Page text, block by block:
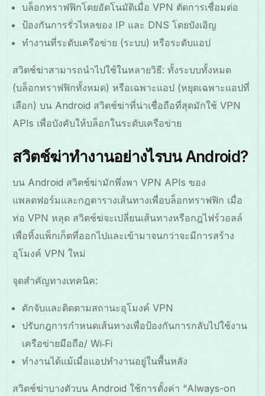
บล็อกทราฟฟิกโดยอัตโนมัติเมื่อ VPN ตัดการเชื่อมต่อ
ป้องกันการรั่วไหลของ IP และ DNS โดยบังเอิญ
ทำงานที่ระดับเครือข่าย (ระบบ) หรือระดับแอป
สวิตช์ฆ่าสามารถนำไปใช้ในหลายวิธี: ทั้งระบบทั้งหมด
(บล็อกทราฟฟิกทั้งหมด) หรือเฉพาะแอป (หยุดเฉพาะแอปที่
เลือก) บน Android สวิตช์ฆ่าที่น่าเชื่อถือที่สุดมักใช้ VPN
APIs เพื่อบังคับให้บล็อกในระดับเครือข่าย
สวิตช์ฆ่าทำงานอย่างไรบน Android?
บน Android สวิตช์ฆ่ามักพึ่งพา VPN APIs ของ
แพลตฟอร์มและกฎตารางเส้นทางเพื่อบล็อกทราฟฟิก เมื่อ
ท่อ VPN หลุด สวิตช์ฆ่จะเปลี่ยนเส้นทางหรือกฎไฟร์วอลล์
เพื่อทิ้งแพ็กเก็ตที่ออกไปและเข้ามาจนกว่าจะมีการสร้าง
อุโมงค์ VPN ใหม่
จุดสำคัญทางเทคนิค:
ดักจับและติดตามสถานะอุโมงค์ VPN
ปรับกฎการกำหนดเส้นทางเพื่อป้องกันการกลับไปใช้งาน
เครือข่ายมือถือ/ Wi‑Fi
ทำงานได้แม้เมื่อแอปทำงานอยู่ในพื้นหลัง
สวิตช์ฆ่าบางตัวบน Android ใช้การตั้งค่า “Always-on